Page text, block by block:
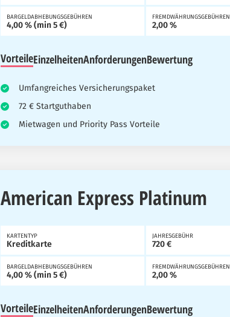
BARGELDABHEBUNGSGEBÜHREN
4,00 % (min 5 €)
FREMDWÄHRUNGSGEBÜHREN
2,00 %
VorteileEinzelheitenAnforderungenBewertung
Umfangreiches Versicherungspaket
72 € Startguthaben
Mietwagen und Priority Pass Vorteile
American Express Platinum
KARTENTYP
Kreditkarte
JAHRESGEBÜHR
720 €
BARGELDABHEBUNGSGEBÜHREN
4,00 % (min 5 €)
FREMDWÄHRUNGSGEBÜHREN
2,00 %
VorteileEinzelheitenAnforderungenBewertung